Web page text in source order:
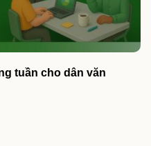
tuần cho dân văn